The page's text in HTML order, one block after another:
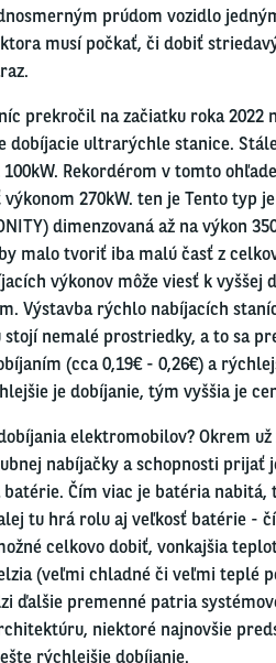
prúdom vozidlo
musí počkať, či dobiť
prekročil na začiatku roka 2022
dobíjacie ultrarýchle stanice.
Rekordérom v tomto
270kW. ten je Tento typ
dimenzovaná až na výkon
malo tvoriť iba malú časť z
výkonov môže viesť k vyššej
Výstavba rýchlo nabíjacích
nemalé prostriedky, a to sa
(cca 0,19€ - 0,26€) a
je dobíjanie, tým vyššia je
elektromobilov? Okrem už
nabíjačky a schopnosti prijať
Čím viac je batéria nabitá,
tu hrá rolu aj veľkosť batérie -
celkovo dobiť, vonkajšia
(veľmi chladné či veľmi teplé
ďalšie premenné patria
niektoré najnovšie
rýchlejšie dobíjanie.